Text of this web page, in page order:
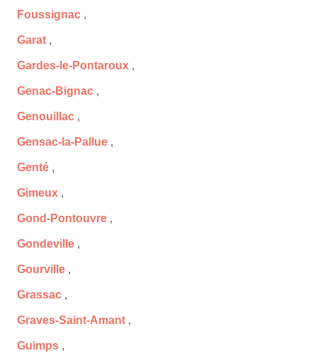
Foussignac ,
Garat ,
Gardes-le-Pontaroux ,
Genac-Bignac ,
Genouillac ,
Gensac-la-Pallue ,
Genté ,
Gimeux ,
Gond-Pontouvre ,
Gondeville ,
Gourville ,
Grassac ,
Graves-Saint-Amant ,
Guimps ,